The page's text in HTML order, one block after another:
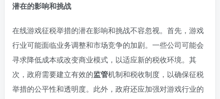
潜在的影响和挑战
在线游戏征税举措的潜在影响和挑战不容忽视。首先，游戏
行业可能面临业务调整和市场竞争的加剧。一些公司可能会
寻求降低成本或改变商业模式，以适应新的税收环境。其
次，政府需要建立有效的监管机制和税收制度，以确保征税
举措的公平性和透明度。此外，政府还应加强对游戏行业的